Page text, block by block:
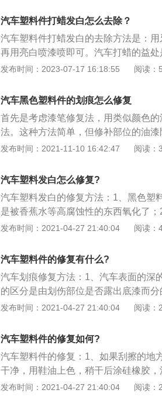
以尝试用黑色鞋油进行处理。首先将
塑料件上。用干净的布来回擦拭，最
右，一边加热，一边进行涂抹擦拭。
蜡，这样保持时间更长一些。
汽车塑料件打蜡发白怎么去除？
汽车塑料件打蜡发白的去除方法是：
再用亮白喷漆喷即可。汽车打蜡的益
滴减少百分之六十至百分之九十；2、
气以及尘埃与车身漆面的摩擦，不但
尘埃对车表的附着；4、防紫外线；5
时，可使用研磨抛光打蜡，如划痕不
发布时间：2023-07-17 16:18:55 阅读：
汽车黑色塑料件的划痕怎么修复
首先是考虑漆笔修复法，用类似颜色
法。这种方法简单，但修补部位的油
喷涂法，使用传统的修补方法来修复
路上行驶时，尤其是高速行驶时，空
伤。有时在路上行驶时，偶尔路过拉
面，出现一些划痕。特别是对于黑色
一些轻微的划痕，基本看不出来，不
明显，尤其是车子的黑色塑料件。
发布时间：2021-11-10 16:42:47 阅读：
汽车塑料发白怎么修复?
汽车塑料发白的修复方法：1、黑色塑
是被香蕉水等高腐蚀性的东西氧化了
一遍，用轮胎蜡喷涂，白色的会慢慢
件上光，所以对于塑料件发白，表板
贵，一般15元一瓶。但是有一个缺点
蜡后要静等10分钟左右，用干毛巾擦
相信大家都不陌生，对于黑色塑料件
料件，掩盖效果十分明显，而且使用
不能长久的保持，时间长后就会原形毕
发布时间：2021-04-27 21:40:04 阅读：
汽车塑料件的修复有什么?
汽车划痕修复方法：1、汽车表面的深
的区分是由划伤部位是否露出底漆而
划痕。若出现深划痕，其金属裸露处
笔涂在划伤处即为漆笔修复法。此法
持久；3、喷涂法。采用传统补漆的方
大，修补的时间过大，效果难尽如人
采用新工艺方法的深划痕修补技术，
准确，修补的面积尽可能缩小，再经
发布时间：2021-04-27 21:40:04 阅读：
汽车塑料件的修复如何?
汽车塑料件的修复：1、如果刮擦的地
干净，用鞋油上色，稍干后涂硅橡胶
右，用毛巾轻轻按压，制造亚光效果
发布时间：2021-04-27 21:40:04 阅读：